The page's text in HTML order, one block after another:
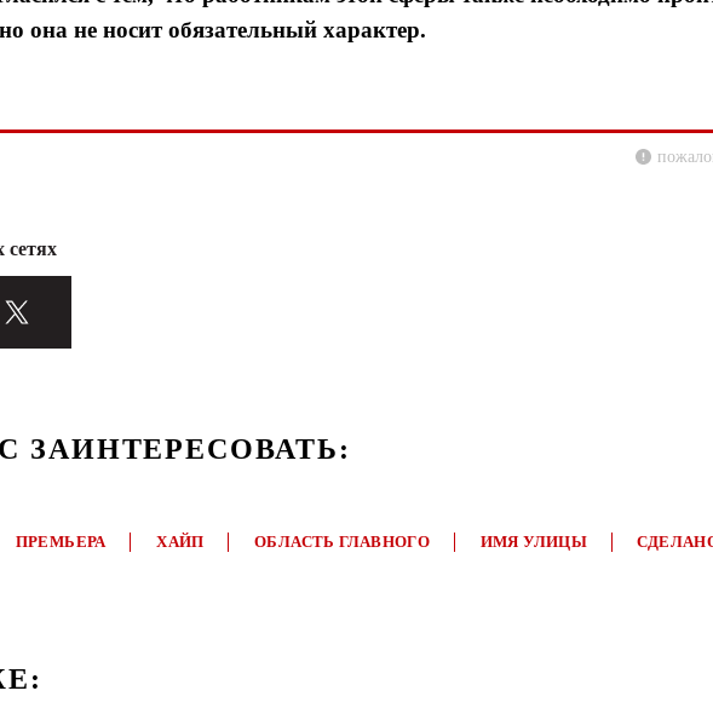
она не носит обязательный характер.
сетях
ЗАИНТЕРЕСОВАТЬ:
ПРЕМЬЕРА ХАЙП ОБЛАСТЬ ГЛАВНОГО ИМЯ УЛИЦЫ